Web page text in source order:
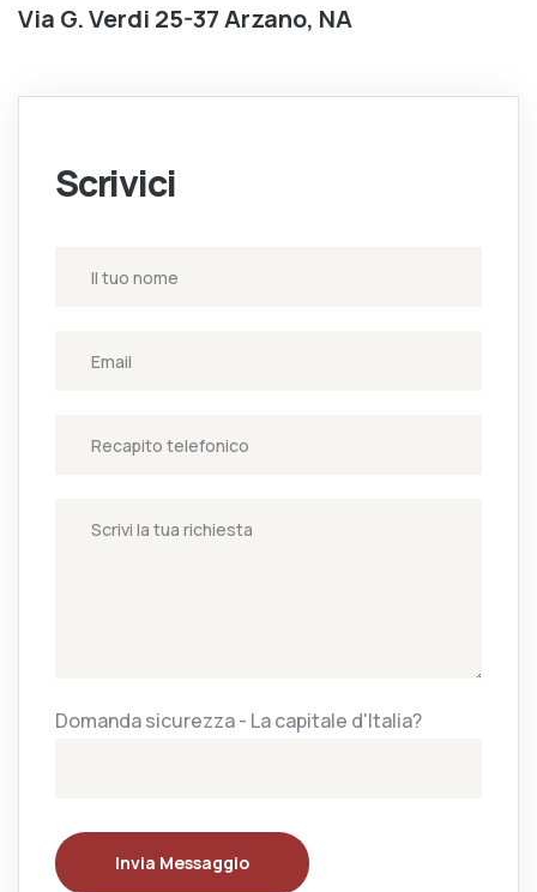
Via G. Verdi 25-37 Arzano, NA
Scrivici
Domanda sicurezza - La capitale d'Italia?
Invia Messaggio